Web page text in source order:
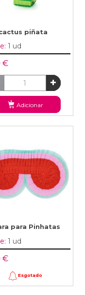
piñata
1 ud
€
Adicionar
para Pinhatas
1 ud
€
Esgotado